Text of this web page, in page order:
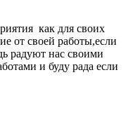
как для своих
от своей работы,если
радуют нас своими
и буду рада если